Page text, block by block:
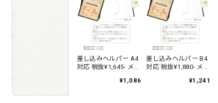
差し込みヘルパー A4
対応 税抜¥1,645- メニ
SHIMBI（シンビ）¥1,086
差し込みヘルパー B4
対応 税抜¥1,880- メニ
SHIMBI（シンビ）¥1,241